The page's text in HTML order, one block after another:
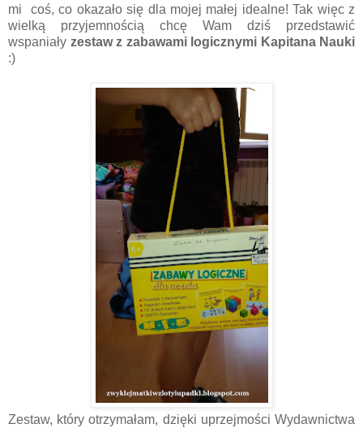
mi coś, co okazało się dla mojej małej idealne! Tak więc z
wielką przyjemnością chcę Wam dziś przedstawić
wspaniały zestaw z zabawami logicznymi Kapitana Nauki
:)
Zestaw, który otrzymałam, dzięki uprzejmości Wydawnictwa